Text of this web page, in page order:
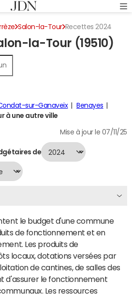
Salon-la-Tour Recettes 2024
la-Tour (19510)
sur-Ganaveix
Benayes
à une autre ville
Mise à jour le 07/11/25
de
le budget d'une commune
de fonctionnement et en
Les produits de
locaux, dotations versées par
de cantines, de salles des
d'assurer le fonctionnement
Les ressources